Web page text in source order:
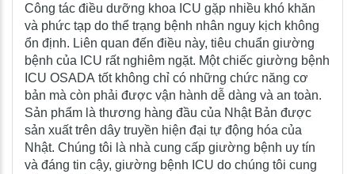
Công tác điều dưỡng khoa ICU gặp nhiều khó khăn
và phức tạp do thể trạng bệnh nhân nguy kịch không
ổn định. Liên quan đến điều này, tiêu chuẩn giường
bệnh của ICU rất nghiêm ngặt. Một chiếc giường bệnh
ICU OSADA tốt không chỉ có những chức năng cơ
bản mà còn phải được vận hành dễ dàng và an toàn.
Sản phẩm là thương hàng đầu của Nhật Bản được
sản xuất trên dây truyền hiện đại tự động hóa của
Nhật. Chúng tôi là nhà cung cấp giường bệnh uy tín
và đáng tin cậy, giường bệnh ICU do chúng tôi cung